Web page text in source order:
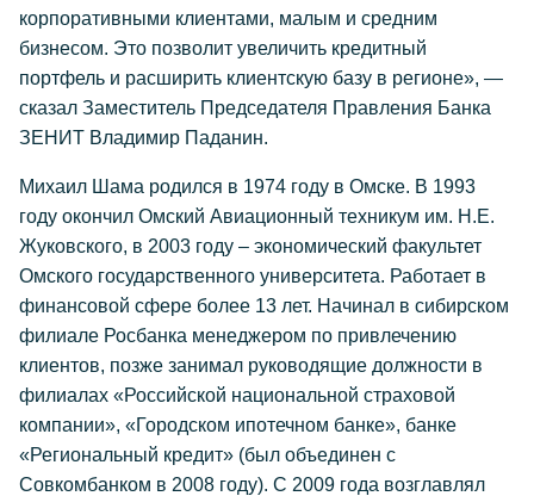
корпоративными клиентами, малым и средним
бизнесом. Это позволит увеличить кредитный
портфель и расширить клиентскую базу в регионе», —
сказал Заместитель Председателя Правления Банка
ЗЕНИТ Владимир Паданин.
Михаил Шама родился в 1974 году в Омске. В 1993
году окончил Омский Авиационный техникум им. Н.Е.
Жуковского, в 2003 году – экономический факультет
Омского государственного университета. Работает в
финансовой сфере более 13 лет. Начинал в сибирском
филиале Росбанка менеджером по привлечению
клиентов, позже занимал руководящие должности в
филиалах «Российской национальной страховой
компании», «Городском ипотечном банке», банке
«Региональный кредит» (был объединен с
Совкомбанком в 2008 году). С 2009 года возглавлял